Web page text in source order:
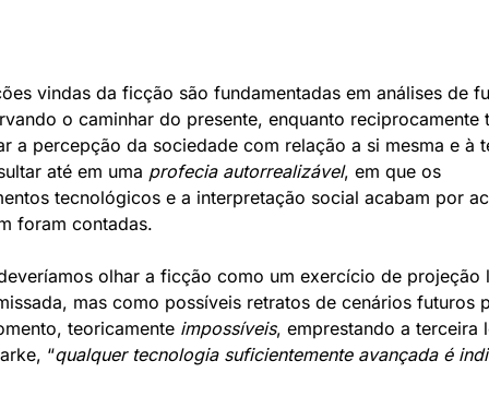
vindas da ficção são fundamentadas em análises de
o caminhar do presente, enquanto reciprocamente
a percepção da sociedade com relação a si mesma e à
até em uma profecia autorrealizável, em que os
tecnológicos e a interpretação social acabam por
foram contadas.
olhar a ficção como um exercício de projeção
mas como possíveis retratos de cenários futuros
teoricamente impossíveis, emprestando a terceira
“qualquer tecnologia suficientemente avançada é